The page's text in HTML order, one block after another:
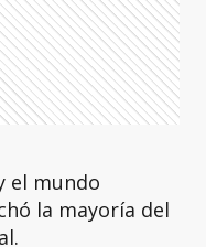
el mundo
la mayoría del